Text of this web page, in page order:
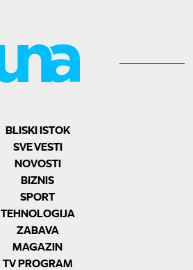
BLISKI ISTOK
SVE VESTI
NOVOSTI
BIZNIS
SPORT
TEHNOLOGIJA
ZABAVA
MAGAZIN
TV PROGRAM